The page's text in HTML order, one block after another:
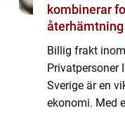
kombinerar
återhämtning
Billig frakt
Privatpersoner
Sverige är en
ekonomi. Med